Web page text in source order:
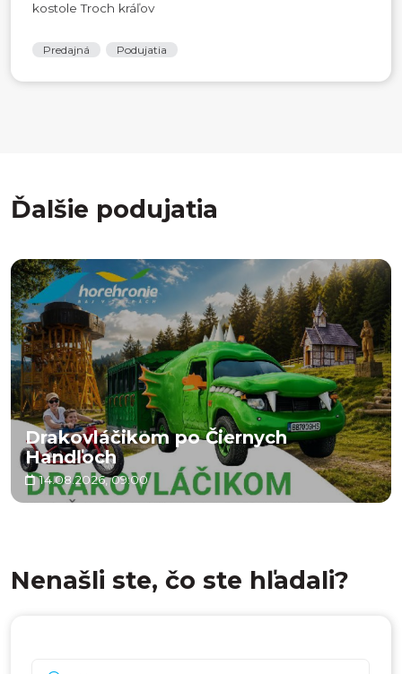
kostole Troch kráľov
Predajná Podujatia
Ďalšie podujatia
Drakovláčikom po Čiernych
Handľoch
14.08.2026, 09:00
Nenašli ste, čo ste hľadali?